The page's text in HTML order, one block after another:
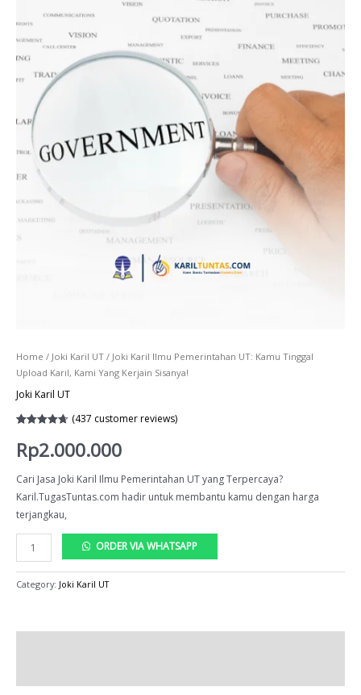
content
Home / Joki Karil UT / Joki Karil Ilmu Pemerintahan UT: Kamu Tinggal
Upload Karil, Kami Yang Kerjain Sisanya!
Joki Karil UT
out of 5
based on
customer
(437 customer reviews)
Rp2.000.000
Cari Jasa Joki Karil Ilmu Pemerintahan UT yang Terpercaya?
Karil.TugasTuntas.com hadir untuk membantu kamu dengan harga
terjangkau,
Karil
Ilmu
Pemerintahan
Kamu
Karil,
ORDER VIA WHATSAPP
Category: Joki Karil UT